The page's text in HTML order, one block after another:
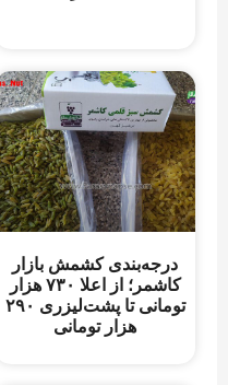
درجه‌بندی کشمش بازار
کاشمر؛ از اعلا ۷۳۰ هزار
تومانی تا پشت‌لیزری ۲۹۰
هزار تومانی